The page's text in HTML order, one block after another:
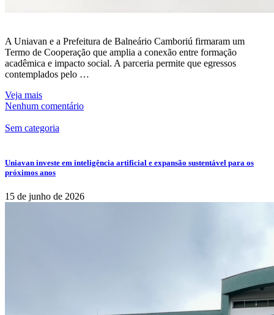
A Uniavan e a Prefeitura de Balneário Camboriú firmaram um
Termo de Cooperação que amplia a conexão entre formação
acadêmica e impacto social. A parceria permite que egressos
contemplados pelo …
Veja mais
Nenhum comentário
Sem categoria
Uniavan investe em inteligência artificial e expansão sustentável para os
próximos anos
15 de junho de 2026